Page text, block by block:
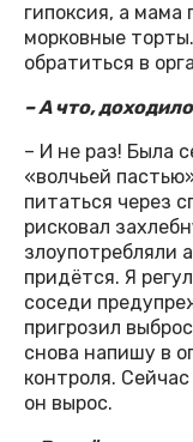
гипоксия, а мама
морковные
обратиться в
– А что,
– И не раз! Была
«волчьей
питаться через
рисковал
злоупотребляли
придётся. Я
соседи
пригрозил
снова напишу в
контроля.
он вырос.